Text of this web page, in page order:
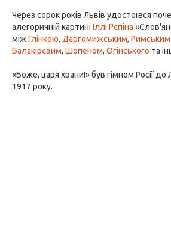
Через сорок років Львів удостоївся
алегоричній картині Іллі Рєпіна
між Глінкою, Даргомижським,
Балакірєвим, Шопеном, Огінського та
«Боже, царя храни!» був гімном Росії
1917 року.